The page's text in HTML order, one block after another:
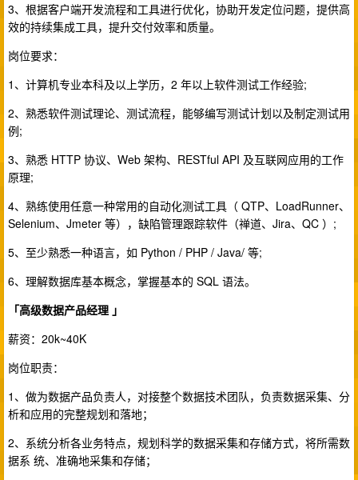
3、根据客户端开发流程和工具进行优化，协助开发定位问题，提供高
效的持续集成工具，提升交付效率和质量。
岗位要求：
1、计算机专业本科及以上学历，2 年以上软件测试工作经验;
2、熟悉软件测试理论、测试流程，能够编写测试计划以及制定测试用
例;
3、熟悉 HTTP 协议、Web 架构、RESTful API 及互联网应用的工作
原理;
4、熟练使用任意一种常用的自动化测试工具（ QTP、LoadRunner、
Selenium、Jmeter 等），缺陷管理跟踪软件（禅道、Jira、QC ）;
5、至少熟悉一种语言，如 Python / PHP / Java/ 等;
6、理解数据库基本概念，掌握基本的 SQL 语法。
「高级数据产品经理 」
薪资：20k~40K
岗位职责：
1、做为数据产品负责人，对接整个数据技术团队，负责数据采集、分
析和应用的完整规划和落地；
2、系统分析各业务特点，规划科学的数据采集和存储方式，将所需数
据系 统、准确地采集和存储；